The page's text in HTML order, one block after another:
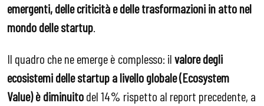
emergenti, delle criticità e delle trasformazioni in atto nel
mondo delle startup
Il quadro che ne emerge è complesso: ilvalore degli
ecosistemi delle startup a livello globale (Ecosystem
Value) è diminuitodel 14% rispetto al report precedente, a